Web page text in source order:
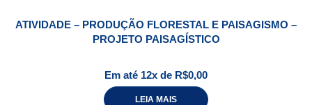
ATIVIDADE – PRODUÇÃO FLORESTAL E PAISAGISMO –
PROJETO PAISAGÍSTICO
Em até 12x de R$0,00
LEIA MAIS